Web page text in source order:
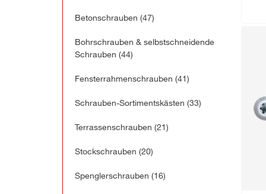
Betonschrauben (47)
Bohrschrauben & selbstschneidende
Schrauben (44)
Fensterrahmenschrauben (41)
Schrauben-Sortimentskästen (33)
Terrassenschrauben (21)
Stockschrauben (20)
Spenglerschrauben (16)